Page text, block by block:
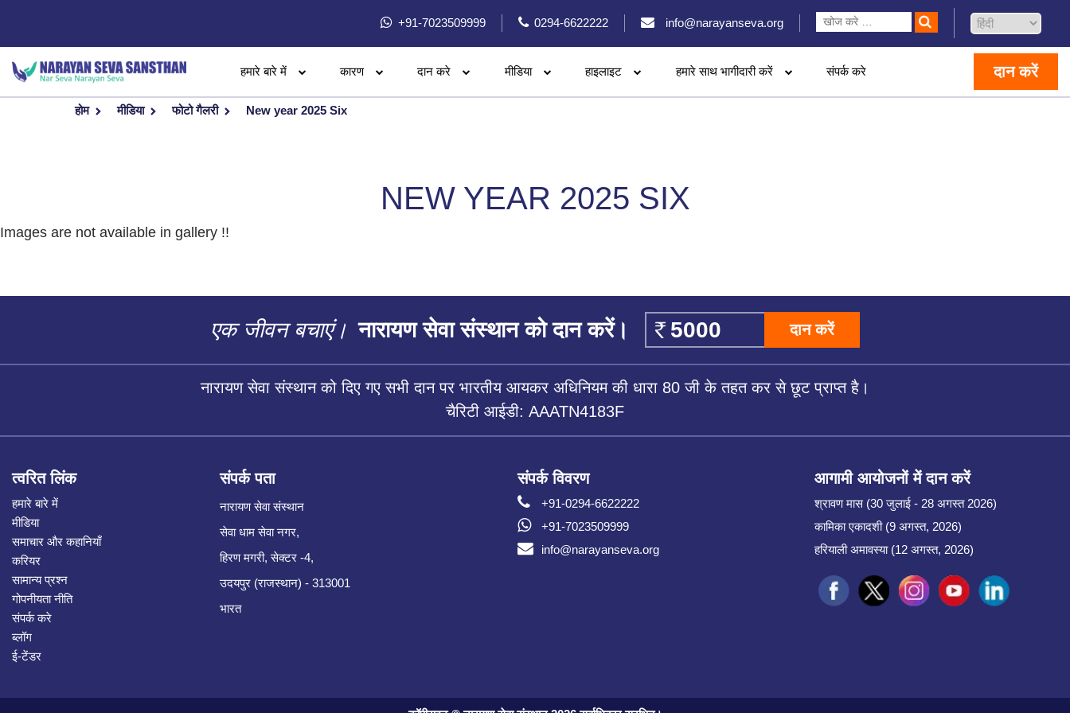
+91-7023509999 0294-6622222 info@narayanseva.org
हमारे बारे में कारण दान करे मीडिया हाइलाइट हमारे साथ भागीदारी करें संपर्क करे दान करें
होम मीडिया फोटो गैलरी New year 2025 Six
NEW YEAR 2025 SIX
Images are not available in gallery !!
एक जीवन बचाएं। नारायण सेवा संस्थान को दान करें। दान करें
नारायण सेवा संस्थान को दिए गए सभी दान पर भारतीय आयकर अधिनियम की धारा 80 जी के तहत कर से छूट प्राप्त है।
चैरिटी आईडी: AAATN4183F
त्वरित लिंक
हमारे बारे में
मीडिया
समाचार और कहानियाँ
करियर
सामान्य प्रश्न
गोपनीयता नीति
संपर्क करे
ब्लॉग
ई-टेंडर
संपर्क पता
नारायण सेवा संस्थान
सेवा धाम सेवा नगर,
हिरण मगरी, सेक्टर -4,
उदयपुर (राजस्थान) - 313001
भारत
संपर्क विवरण
+91-0294-6622222
+91-7023509999
info@narayanseva.org
आगामी आयोजनों में दान करें
श्रावण मास (30 जुलाई - 28 अगस्त 2026)
कामिका एकादशी (9 अगस्त, 2026)
हरियाली अमावस्या (12 अगस्त, 2026)